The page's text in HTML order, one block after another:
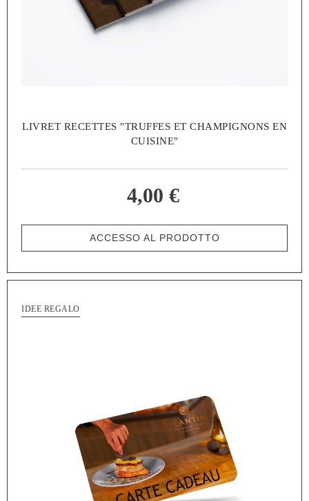
LIVRET RECETTES "TRUFFES ET CHAMPIGNONS EN
CUISINE"
4,00 €
ACCESSO AL PRODOTTO
IDEE REGALO